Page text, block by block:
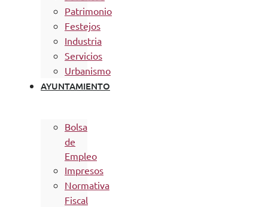
Patrimonio
Festejos
Industria
Servicios
Urbanismo
AYUNTAMIENTO
Bolsa
de
Empleo
Impresos
Normativa
Fiscal